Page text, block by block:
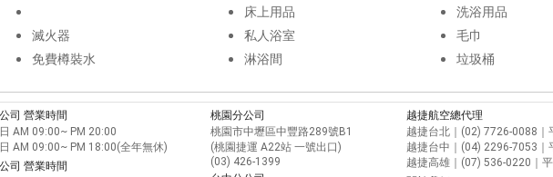
滅火器
免費樽裝水
床上用品
私人浴室
淋浴間
洗浴用品
毛巾
垃圾桶